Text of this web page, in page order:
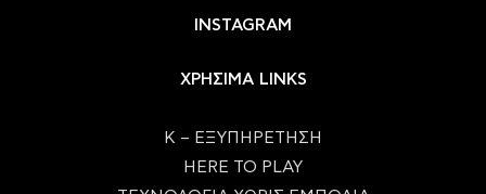
INSTAGRAM
ΧΡΗΣΙΜΑ LINKS
Κ – ΕΞΥΠΗΡΕΤΗΣΗ
HERE TO PLAY